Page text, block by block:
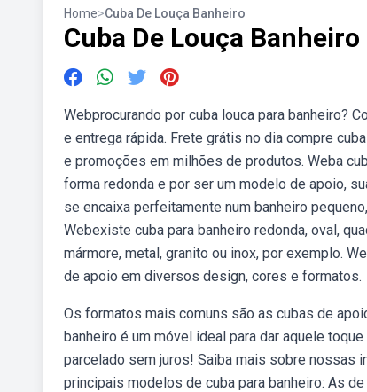
Home>Cuba De Louça Banheiro
Cuba De Louça Banheiro
Webprocurando por cuba louca para banheiro?
e entrega rápida. Frete grátis no dia compre
e promoções em milhões de produtos. Weba
forma redonda e por ser um modelo de apoio,
se encaixa perfeitamente num banheiro
Webexiste cuba para banheiro redonda, oval,
mármore, metal, granito ou inox, por exemplo.
de apoio em diversos design, cores e formatos.
Os formatos mais comuns são as cubas de
banheiro é um móvel ideal para dar aquele
parcelado sem juros! Saiba mais sobre nossas
principais modelos de cuba para banheiro: As